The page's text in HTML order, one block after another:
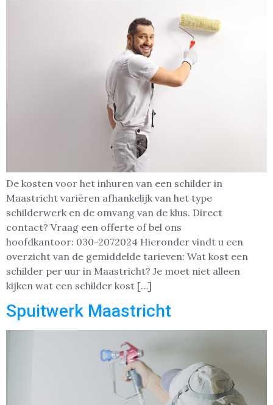
De kosten voor het inhuren van een schilder in
Maastricht variëren afhankelijk van het type
schilderwerk en de omvang van de klus. Direct
contact? Vraag een offerte of bel ons
hoofdkantoor: 030-2072024 Hieronder vindt u een
overzicht van de gemiddelde tarieven: Wat kost een
schilder per uur in Maastricht? Je moet niet alleen
kijken wat een schilder kost […]
Spuitwerk Maastricht